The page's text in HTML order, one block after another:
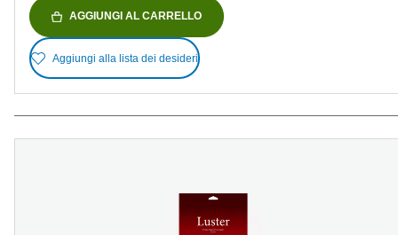
AGGIUNGI AL CARRELLO
Aggiungi alla lista dei desideri